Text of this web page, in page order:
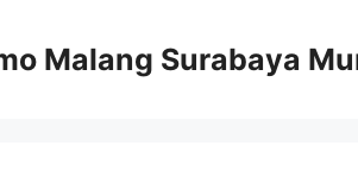
Malang Surabaya